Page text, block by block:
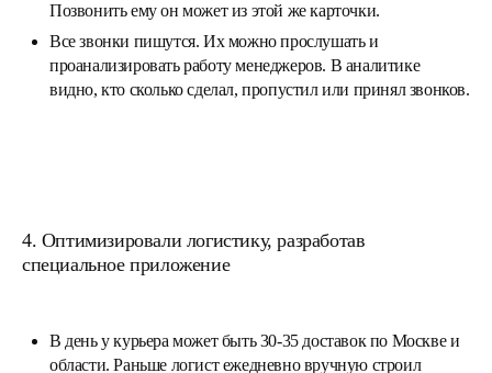
Позвонить ему он может из этой же карточки.
Все звонки пишутся. Их можно прослушать и
проанализировать работу менеджеров. В аналитике
видно, кто сколько сделал, пропустил или принял звонков.
4. Оптимизировали логистику, разработав
специальное приложение
В день у курьера может быть 30-35 доставок по Москве и
области. Раньше логист ежедневно вручную строил